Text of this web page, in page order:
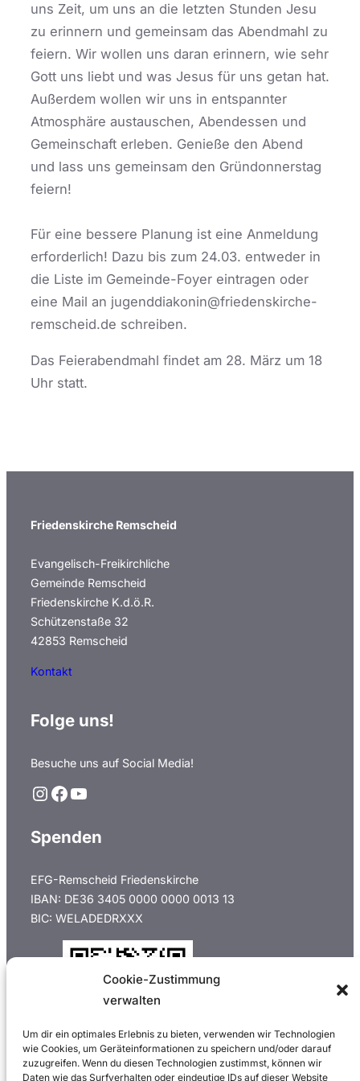
Cookie-Zustimmung
verwalten
Um dir ein optimales Erlebnis zu bieten, verwenden wir Technologien
wie Cookies, um Geräteinformationen zu speichern und/oder darauf
zuzugreifen. Wenn du diesen Technologien zustimmst, können wir
Daten wie das Surfverhalten oder eindeutige IDs auf dieser Website
uns Zeit, um uns an die letzten Stunden Jesu
zu erinnern und gemeinsam das Abendmahl zu
feiern. Wir wollen uns daran erinnern, wie sehr
Gott uns liebt und was Jesus für uns getan hat.
Außerdem wollen wir uns in entspannter
Atmosphäre austauschen, Abendessen und
Gemeinschaft erleben. Genieße den Abend
und lass uns gemeinsam den Gründonnerstag
feiern!
Für eine bessere Planung ist eine Anmeldung
erforderlich! Dazu bis zum 24.03. entweder in
die Liste im Gemeinde-Foyer eintragen oder
eine Mail an jugenddiakonin@friedenskirche-
remscheid.de schreiben.
Das Feierabendmahl findet am 28. März um 18
Uhr statt.
Friedenskirche Remscheid
Evangelisch-Freikirchliche
Gemeinde Remscheid
Friedenskirche K.d.ö.R.
Schützenstaße 32
42853 Remscheid
Kontakt
Folge uns!
Besuche uns auf Social Media!
Instagram Facebook YouTube
Spenden
EFG-Remscheid Friedenskirche
IBAN: DE36 3405 0000 0000 0013 13
BIC: WELADEDRXXX